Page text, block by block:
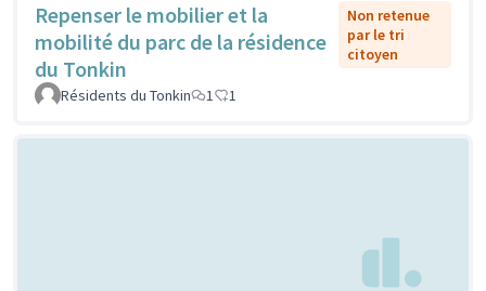
Repenser le mobilier et la
mobilité du parc de la résidence
du Tonkin
Non retenue
par le tri
citoyen
Résidents du Tonkin 1 1